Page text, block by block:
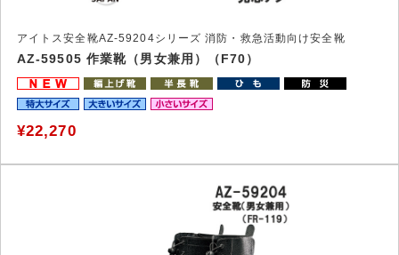
アイトス安全靴AZ-59204シリーズ 消防・救急活動向け安全靴
AZ-59505 作業靴（男女兼用）（F70）
¥22,270